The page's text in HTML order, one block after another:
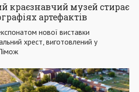
краєзнавчий музей стирає
артефактів
нової виставки
хрест, виготовлений у